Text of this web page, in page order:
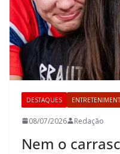
DESTAQUES
08/07/2026 Redação
Nem o